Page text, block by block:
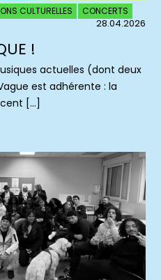
CULTURELLES
CONCERTS
28.04.2026
!
actuelles (dont deux
est adhérente : la
[…]